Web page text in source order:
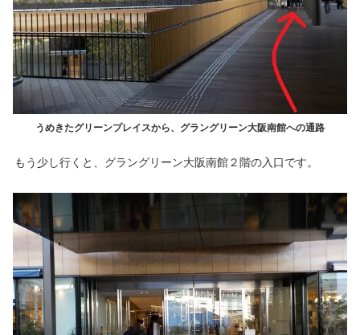
うめきたグリーンプレイスから、グラングリーン大阪南館への通路
もう少し行くと、グラングリーン大阪南館２階の入口です。